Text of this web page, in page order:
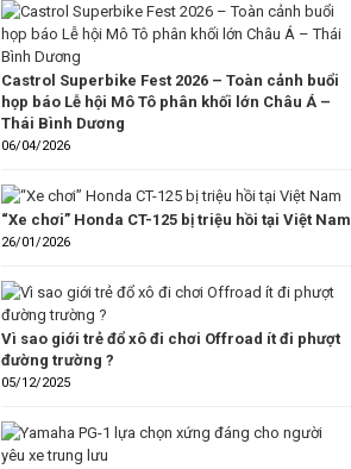
Castrol Superbike Fest 2026 – Toàn cảnh buổi
họp báo Lễ hội Mô Tô phân khối lớn Châu Á –
Thái Bình Dương
06/04/2026
“Xe chơi” Honda CT-125 bị triệu hồi tại Việt Nam
26/01/2026
Vì sao giới trẻ đổ xô đi chơi Offroad ít đi phượt
đường trường ?
05/12/2025